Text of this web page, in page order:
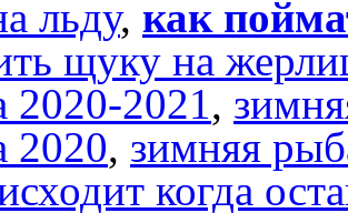
льду, как
щуку на
2020-2021,
2020, зимняя
когда